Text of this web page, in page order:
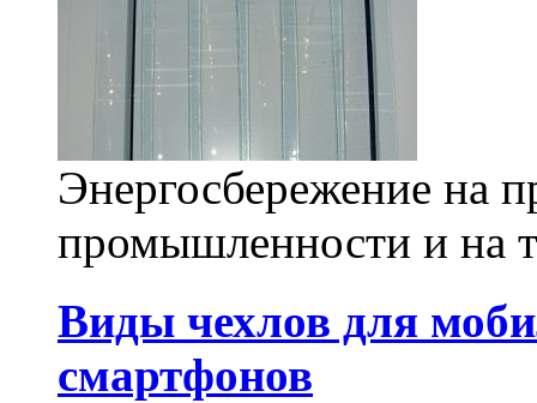
Энергосбережение на
промышленности и на
Виды чехлов для
смартфонов